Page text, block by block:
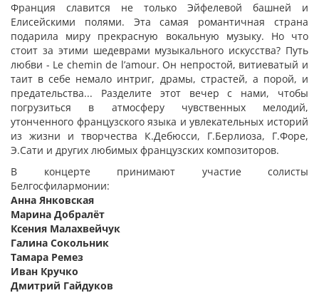
Франция славится не только Эйфелевой башней и
Елисейскими полями. Эта самая романтичная страна
подарила миру прекрасную вокальную музыку. Но что
стоит за этими шедеврами музыкального искусства? Путь
любви - Le chemin de l’amour. Он непростой, витиеватый и
таит в себе немало интриг, драмы, страстей, а порой, и
предательства... Разделите этот вечер с нами, чтобы
погрузиться в атмосферу чувственных мелодий,
утонченного французского языка и увлекательных историй
из жизни и творчества К.Дебюсси, Г.Берлиоза, Г.Форе,
Э.Сати и других любимых французских композиторов.
В концерте принимают участие солисты
Белгосфилармонии:
Анна Янковская
Марина Добралёт
Ксения Малахвейчук
Галина Сокольник
Тамара Ремез
Иван Кручко
Дмитрий Гайдуков